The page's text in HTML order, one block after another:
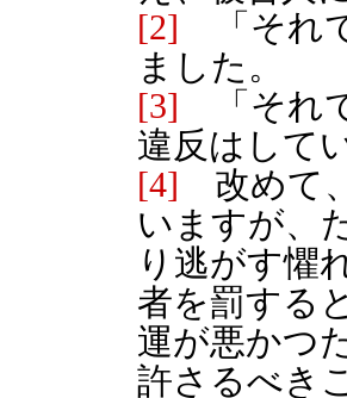
[2] 「それ
ました。
[3] 「それ
違反はして
[4] 改めて
いますが、
り逃がす懼
者を罰する
運が悪かつ
許さるべき